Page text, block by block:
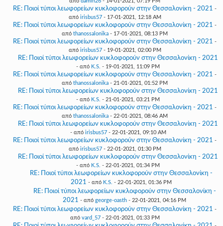
RE: Ποιοί τύποι λεωφορείων κυκλοφορούν στην Θεσσαλονίκη - 2021 -
από irisbus57- 17-01-2021, 12:18 AM
RE: Ποιοί τύποι λεωφορείων κυκλοφορούν στην Θεσσαλονίκη - 2021 -
από thanossalonika - 17-01-2021, 08:13 PM
RE: Ποιοί τύποι λεωφορείων κυκλοφορούν στην Θεσσαλονίκη - 2021 -
από irisbus57- 19-01-2021, 02:00 PM
RE: Ποιοί τύποι λεωφορείων κυκλοφορούν στην Θεσσαλονίκη - 2021
- από K.S. - 19-01-2021, 11:09 PM
RE: Ποιοί τύποι λεωφορείων κυκλοφορούν στην Θεσσαλονίκη - 2021 -
από thanossalonika - 21-01-2021, 01:52 PM
RE: Ποιοί τύποι λεωφορείων κυκλοφορούν στην Θεσσαλονίκη - 2021
- από K.S. - 21-01-2021, 03:21 PM
RE: Ποιοί τύποι λεωφορείων κυκλοφορούν στην Θεσσαλονίκη - 2021 -
από thanossalonika - 22-01-2021, 08:46 AM
RE: Ποιοί τύποι λεωφορείων κυκλοφορούν στην Θεσσαλονίκη - 2021
- από irisbus57- 22-01-2021, 09:10 AM
RE: Ποιοί τύποι λεωφορείων κυκλοφορούν στην Θεσσαλονίκη - 2021 -
από irisbus57- 22-01-2021, 01:30 PM
RE: Ποιοί τύποι λεωφορείων κυκλοφορούν στην Θεσσαλονίκη - 2021
- από K.S. - 22-01-2021, 01:34 PM
RE: Ποιοί τύποι λεωφορείων κυκλοφορούν στην Θεσσαλονίκη -
2021 - από K.S. - 22-01-2021, 01:36 PM
RE: Ποιοί τύποι λεωφορείων κυκλοφορούν στην Θεσσαλονίκη -
2021 - από george-oasth - 22-01-2021, 04:16 PM
RE: Ποιοί τύποι λεωφορείων κυκλοφορούν στην Θεσσαλονίκη - 2021 -
από vard_57- 22-01-2021, 01:33 PM